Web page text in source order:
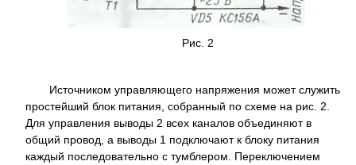
Рис. 2
Источником управляющего напряжения может служить
простейший блок питания, собранный по схеме на рис. 2.
Для управления выводы 2 всех каналов объединяют в
общий провод, а выводы 1 подключают к блоку питания
каждый последовательно с тумблером. Переключением